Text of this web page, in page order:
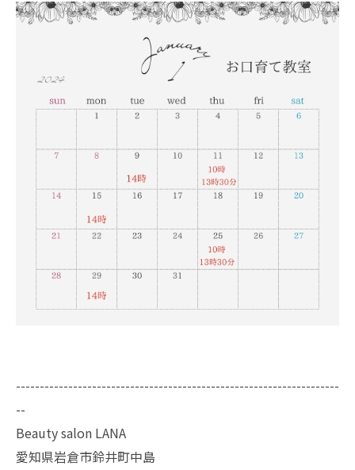
--------------------------------------------------------------------
--
Beauty salon LANA
愛知県岩倉市鈴井町中島